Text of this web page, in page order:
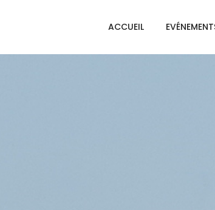
ACCUEIL